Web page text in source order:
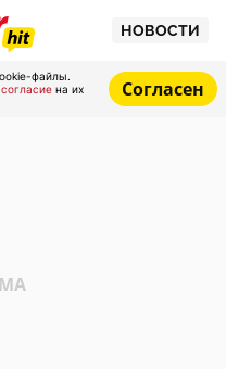
НОВОСТИ
файлы.
согласие на их
Согласен